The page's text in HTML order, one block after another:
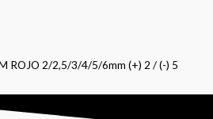
ROJO 2/2,5/3/4/5/6mm (+) 2 / (-) 5